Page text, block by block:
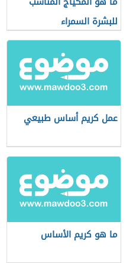
للبشرة السمراء
عمل كريم أساس طبيعي
ما هو كريم الأساس